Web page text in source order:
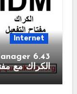
Internet
الكراك مع